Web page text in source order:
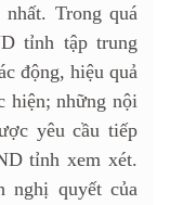
Trong quá
tỉnh tập trung
động, hiệu quả
hiện; những nội
yêu cầu tiếp
tỉnh xem xét.
nghị quyết của